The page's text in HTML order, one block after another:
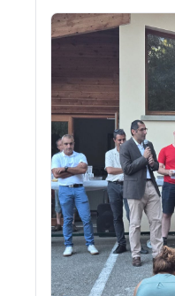
chaleur, de la
vent, les secteurs
Isère, Isère Aval,
Trièves-